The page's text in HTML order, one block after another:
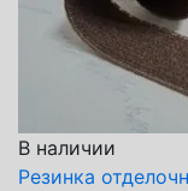
В наличии
Резинка